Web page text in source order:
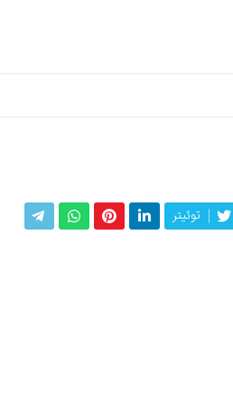
توئیتر لینکداینپینترستواتساپتلگرام